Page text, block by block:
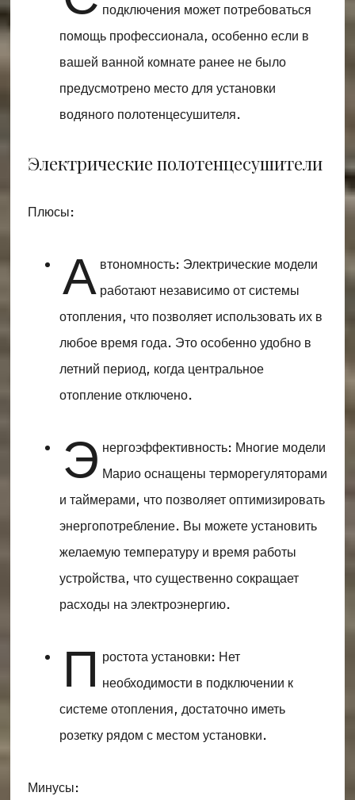
подключения может потребоваться
помощь профессионала, особенно если в
вашей ванной комнате ранее не было
предусмотрено место для установки
водяного полотенцесушителя.
Электрические полотенцесушители
Плюсы:
А втономность: Электрические модели
работают независимо от системы
отопления, что позволяет использовать их в
любое время года. Это особенно удобно в
летний период, когда центральное
отопление отключено.
Э нергоэффективность: Многие модели
Марио оснащены терморегуляторами
и таймерами, что позволяет оптимизировать
энергопотребление. Вы можете установить
желаемую температуру и время работы
устройства, что существенно сокращает
расходы на электроэнергию.
П ростота установки: Нет
необходимости в подключении к
системе отопления, достаточно иметь
розетку рядом с местом установки.
Минусы: